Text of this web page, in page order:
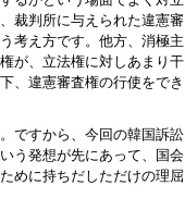
裁判所に与えられた違憲審
考え方です。他方、消極主
が、立法権に対しあまり干
、違憲審査権の行使をでき
ですから、今回の韓国訴訟
う発想が先にあって、国会
めに持ちだしただけの理屈